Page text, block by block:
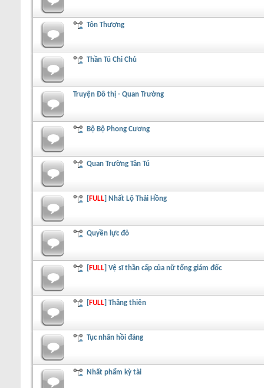
Tôn Thượng
Thần Tú Chi Chủ
Truyện Đô thị - Quan Trường
Bộ Bộ Phong Cương
Quan Trường Tân Tú
[ FULL] Nhất Lộ Thải Hồng
Quyền lực đỏ
[ FULL] Vệ sĩ thần cấp của nữ tổng giám đốc
[ FULL] Thăng thiên
Tục nhân hồi đáng
Nhất phẩm kỳ tài